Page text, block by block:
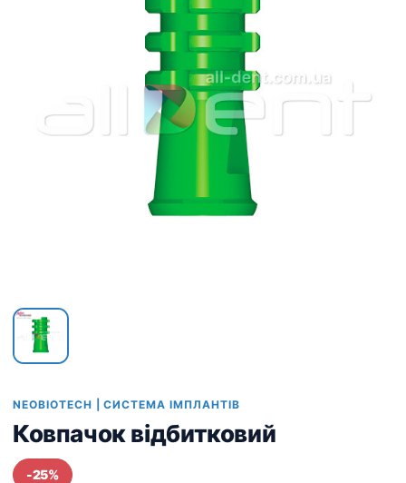
NEOBIOTECH | СИСТЕМА ІМПЛАНТІВ
Ковпачок відбитковий
-25%